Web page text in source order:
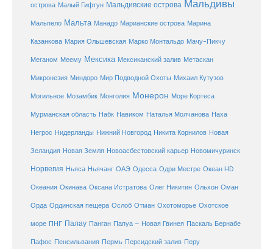
острова Малый Гифтун Мальдивские острова Мальдивы
Мальпело Мальта Манадо Марианские острова Марина
Казанкова Мария Ольшевская Марко Монтальдо Мачу-Пикчу
Меганом Меему Мексика Мексиканский залив Метаскан
Микронезия Миндоро Мир Подводной Охоты Михаил Кутузов
Могильное Мозамбик Монголия Монерон Море Кортеса
Мурманская область Набк Навиком Наталья Молчанова Наха
Негрос Нидерланды Нижний Новгород Никита Корнилов Новая
Зеландия Новая Земля Новоасбестовский карьер Новомичуринск
Норвегия Ньяса Ньячанг ОАЭ Одесса Одри Местре Океан HD
Океания Окинава Оксана Истратова Олег Никитин Ольхон Оман
Орда Ординская пещера Ослоб Отман Охотоморье Охотское
море ПНГ Палау Панган Папуа – Новая Гвинея Паскаль Бернабе
Пафос Пенсильвания Пермь Персидский залив Перу